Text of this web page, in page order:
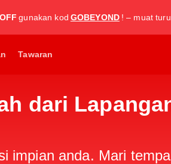
gunakan kod GOBEYOND ! – muat
Tawaran
dari
impian anda. Mari